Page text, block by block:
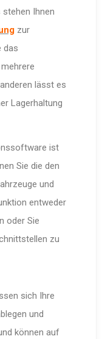
stehen Ihnen
zur
das
lässt es
Lagerhaltung
ist
Sie die den
und
entweder
oder Sie
zu
sich Ihre
und
können auf